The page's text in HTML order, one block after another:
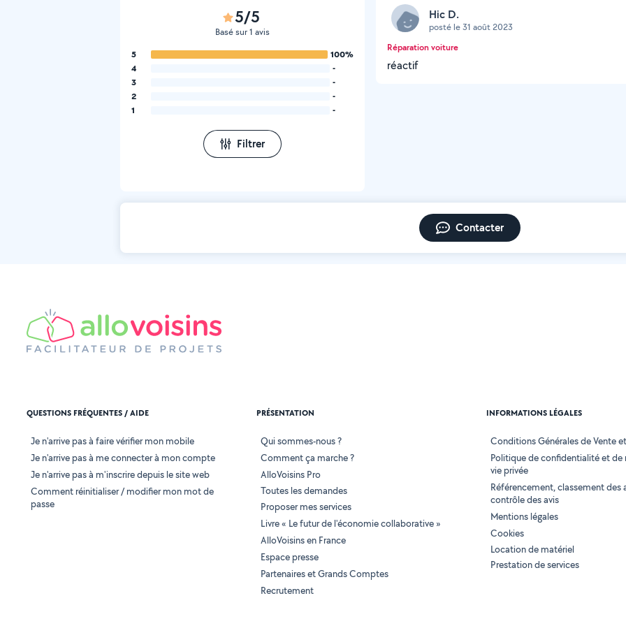
5/5
Basé sur 1 avis
5
100%
4
-
3
-
2
-
1
-
Filtrer
Hic D.
posté le 31 août 2023
Réparation voiture
réactif
Contacter
QUESTIONS FRÉQUENTES / AIDE
Je n'arrive pas à faire vérifier mon mobile
Je n'arrive pas à me connecter à mon compte
Je n'arrive pas à m'inscrire depuis le site web
Comment réinitialiser / modifier mon mot de
passe
PRÉSENTATION
Qui sommes-nous ?
Comment ça marche ?
AlloVoisins Pro
Toutes les demandes
Proposer mes services
Livre « Le futur de l'économie collaborative »
AlloVoisins en France
Espace presse
Partenaires et Grands Comptes
Recrutement
INFORMATIONS LÉGALES
Conditions Générales de Vente
Politique de confidentialité et de
vie privée
Référencement, classement des
contrôle des avis
Mentions légales
Cookies
Location de matériel
Prestation de services